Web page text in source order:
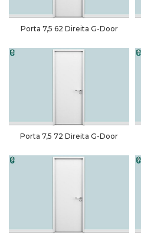
Porta 7,5 62 Direita G-Door
Porta 7,5 72 Direita G-Door